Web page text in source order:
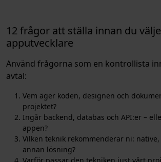
12 frågor att ställa innan du
apputvecklare
Använd frågorna som en kontrollista
avtal:
Vem äger koden, designen och
projektet?
Ingår backend, databas och API:er –
appen?
Vilken teknik rekommenderar ni:
annan lösning?
Varför passar den tekniken just vårt